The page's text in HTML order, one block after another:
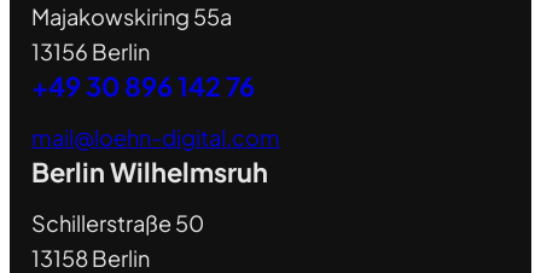
Majakowskiring 55a
13156 Berlin
+49 30 896 142 76
mail@loehn-digital.com
Berlin Wilhelmsruh
Schillerstraße 50
13158 Berlin